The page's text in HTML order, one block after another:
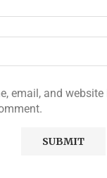
email, and